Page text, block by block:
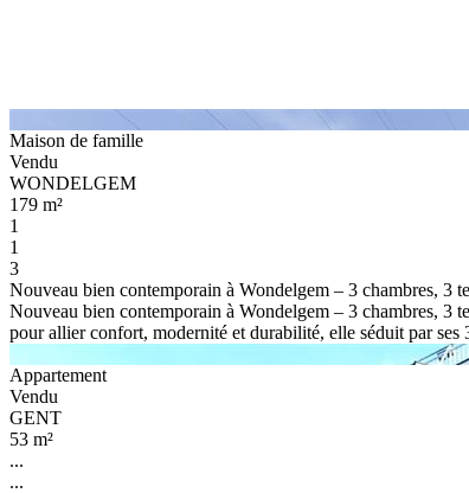
Maison de famille
Vendu
WONDELGEM
179 m²
1
1
3
Nouveau bien contemporain à Wondelgem – 3 chambres, 3
Nouveau bien contemporain à Wondelgem – 3 chambres, 3
pour allier confort, modernité et durabilité, elle séduit par ses
Appartement
Vendu
GENT
53 m²
...
...